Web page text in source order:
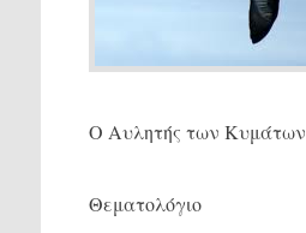
Ο Αυλητής των Κυμάτων
Θεματολόγιο